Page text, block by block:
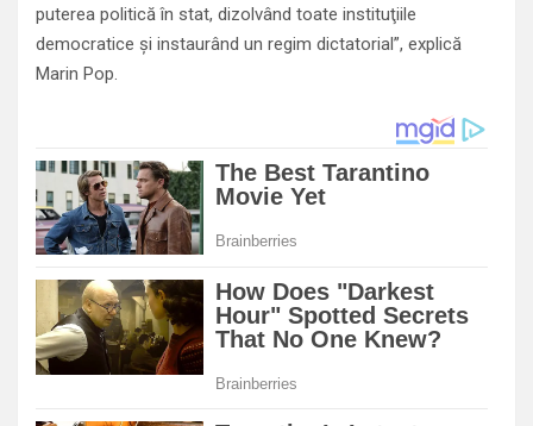
puterea politică în stat, dizolvând toate instituţiile
democratice şi instaurând un regim dictatorial”, explică
Marin Pop.